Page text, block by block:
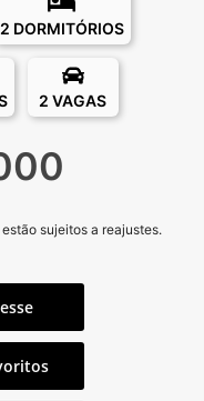
2 DORMITÓRIOS
2 VAGAS
sujeitos a reajustes.